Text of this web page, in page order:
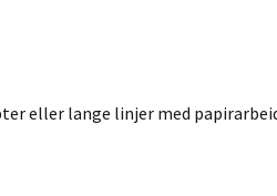
eller lange linjer med